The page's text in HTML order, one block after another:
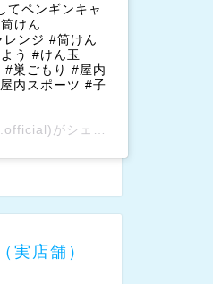
てペンギンキャ
けん
ンジ #筒けん
う #けん玉
巣ごもり #屋内
内スポーツ #子
がシェアした投稿 –
実店舗）